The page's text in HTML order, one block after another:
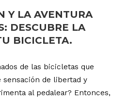
Y LA AVENTURA
DESCUBRE LA
BICICLETA.
de las bicicletas que
de libertad y
al pedalear? Entonces,